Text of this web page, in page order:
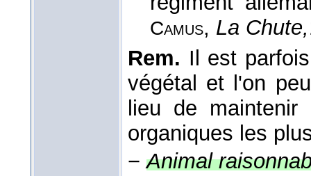
Camus, La Chute,
Rem. Il est
végétal et l'on
lieu de
organiques les
−Animal